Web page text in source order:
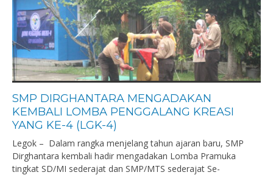
SMP DIRGHANTARA MENGADAKAN
KEMBALI LOMBA PENGGALANG KREASI
YANG KE-4 (LGK-4)
Legok – Dalam rangka menjelang tahun ajaran baru, SMP
Dirghantara kembali hadir mengadakan Lomba Pramuka
tingkat SD/MI sederajat dan SMP/MTS sederajat Se-